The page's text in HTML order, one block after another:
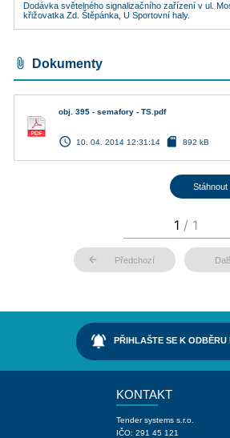
Dodávka světelného signalizačního zařízení v ul.
křižovatka Zd. Štěpánka, U Sportovní haly.
attach_file Dokumenty
obj. 395 - semafory - TS.pdf
access_time 10. 04. 2014 12:31:14 sd_card 892 kB
arrow_back Předchozí
notifications_active PŘIHLAŠTE SE K ODBĚRU
KONTAKT
Tender systems s.r.o.
IČO: 291 45 121